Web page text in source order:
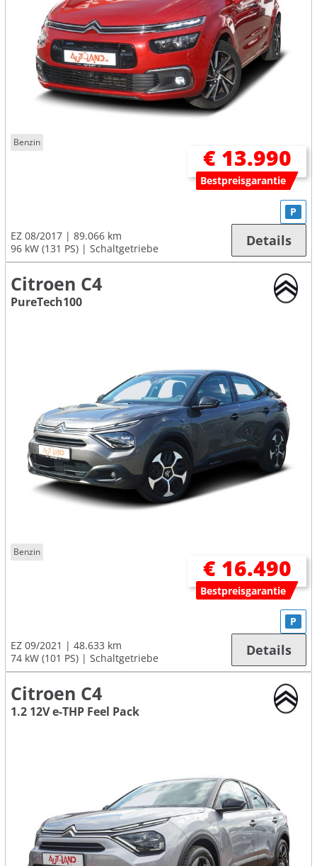
Benzin
€ 13.990
Bestpreisgarantie
EZ 08/2017
89.066 km
96 kW (131 PS)
Schaltgetriebe
P
Details
Citroen C4
PureTech100
Benzin
€ 16.490
Bestpreisgarantie
EZ 09/2021
48.633 km
74 kW (101 PS)
Schaltgetriebe
P
Details
Citroen C4
1.2 12V e-THP Feel Pack